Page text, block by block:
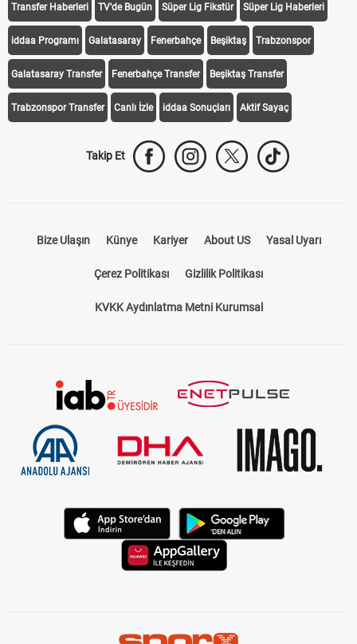
Transfer Haberleri TV'de Bugün Süper Lig Fikstür Süper Lig Haberleri
iddaa Programı Galatasaray Fenerbahçe Beşiktaş Trabzonspor
Galatasaray Transfer Fenerbahçe Transfer Beşiktaş Transfer
Trabzonspor Transfer Canlı İzle iddaa Sonuçları Aktif Sayaç
Takip Et
Bize Ulaşın Künye Kariyer About US Yasal Uyarı
Çerez Politikası Gizlilik Politikası
KVKK Aydınlatma Metni Kurumsal